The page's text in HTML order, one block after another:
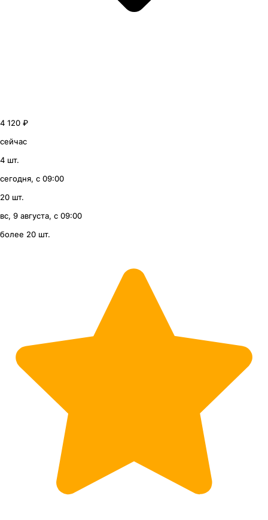
4 120 ₽
сейчас
4 шт.
сегодня, с 09:00
20 шт.
вс, 9 августа, с 09:00
более 20 шт.